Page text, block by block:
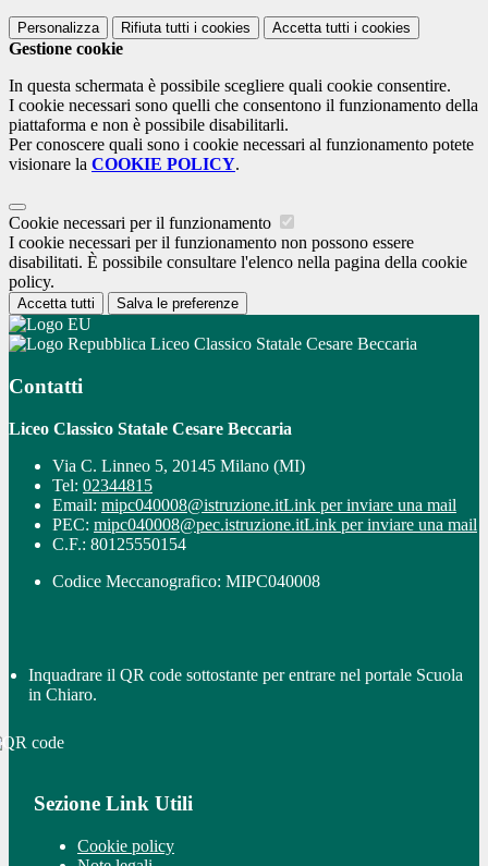
Personalizza Rifiuta tutti i cookies Accetta tutti i cookies
Gestione cookie
In questa schermata è possibile scegliere quali cookie consentire.
I cookie necessari sono quelli che consentono il funzionamento della
piattaforma e non è possibile disabilitarli.
Per conoscere quali sono i cookie necessari al funzionamento potete
visionare la COOKIE POLICY.
Cookie necessari per il funzionamento
I cookie necessari per il funzionamento non possono essere
disabilitati. È possibile consultare l'elenco nella pagina della cookie
policy.
Accetta tutti Salva le preferenze
Liceo Classico Statale Cesare Beccaria
Contatti
Liceo Classico Statale Cesare Beccaria
Via C. Linneo 5, 20145 Milano (MI)
Tel: 02344815
Email: mipc040008@istruzione.itLink per inviare una mail
PEC: mipc040008@pec.istruzione.itLink per inviare una mail
C.F.: 80125550154
Codice Meccanografico: MIPC040008
Inquadrare il QR code sottostante per entrare nel portale Scuola
in Chiaro.
Sezione Link Utili
Cookie policy